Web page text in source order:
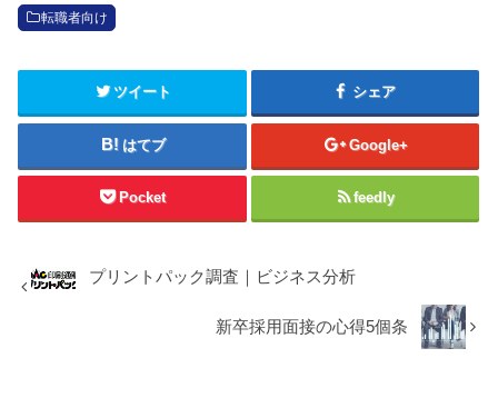
転職者向け
ツイート シェア
はてブ Google+
Pocket feedly
プリントパック調査｜ビジネス分析
新卒採用面接の心得5個条